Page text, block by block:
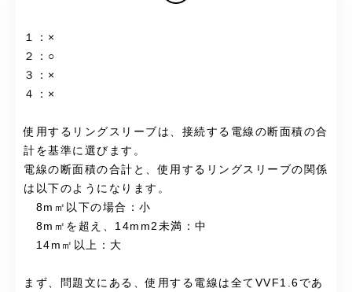
１：×
２：○
３：×
４：×
使用するリングスリーブは、接続する電線の断面積の合
計を基準に選びます。
電線の断面積の合計と、使用するリングスリーブの関係
は以下のようになります。
8m㎡以下の場合：小
8m㎡を超え、14mm2未満：中
14m㎡以上：大
まず、問題文にある、使用する電線は全てVVF1.6であ